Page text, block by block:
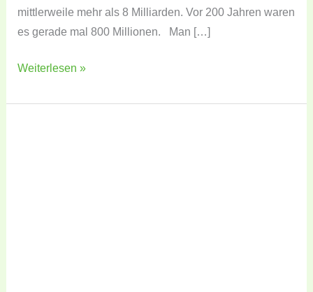
mittlerweile mehr als 8 Milliarden. Vor 200 Jahren waren
es gerade mal 800 Millionen. Man […]
Weiterlesen »